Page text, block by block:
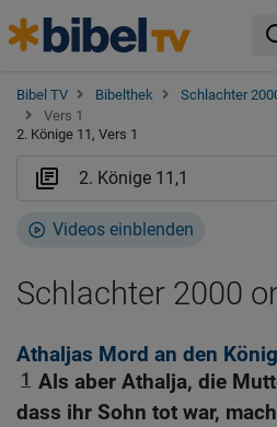
Bibel TV Bibelthek Schlachter
Vers 1
2. Könige 11, Vers 1
Videos einblenden
Schlachter 2000
Athaljas Mord an den
1 Als aber Athalja, die
dass ihr Sohn tot war,